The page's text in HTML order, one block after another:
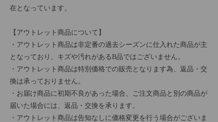
在となっています。
【アウトレット商品について】
・アウトレット商品は非定番の過去シーズンに仕入れた商品が主
となっており、キズや汚れがあるB品ではございません。
・アウトレット商品は特別価格での販売となります為、返品・交
換は承っておりません。
・お届け商品に初期不良があった場合、ご注文商品と別の商品が
届いた場合には、返品・交換を承ります。
・アウトレット商品は告知なしに価格変更を行う場合がございま